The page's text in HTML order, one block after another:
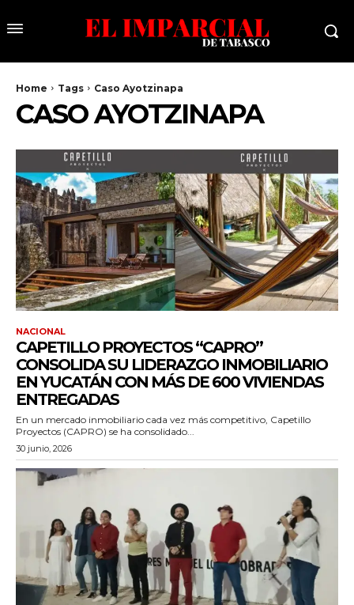
Home Tags Caso Ayotzinapa
CASO AYOTZINAPA
NACIONAL
CAPETILLO PROYECTOS “CAPRO”
CONSOLIDA SU LIDERAZGO INMOBILIARIO
EN YUCATÁN CON MÁS DE 600 VIVIENDAS
ENTREGADAS
En un mercado inmobiliario cada vez más competitivo, Capetillo
Proyectos (CAPRO) se ha consolidado...
30 junio, 2026